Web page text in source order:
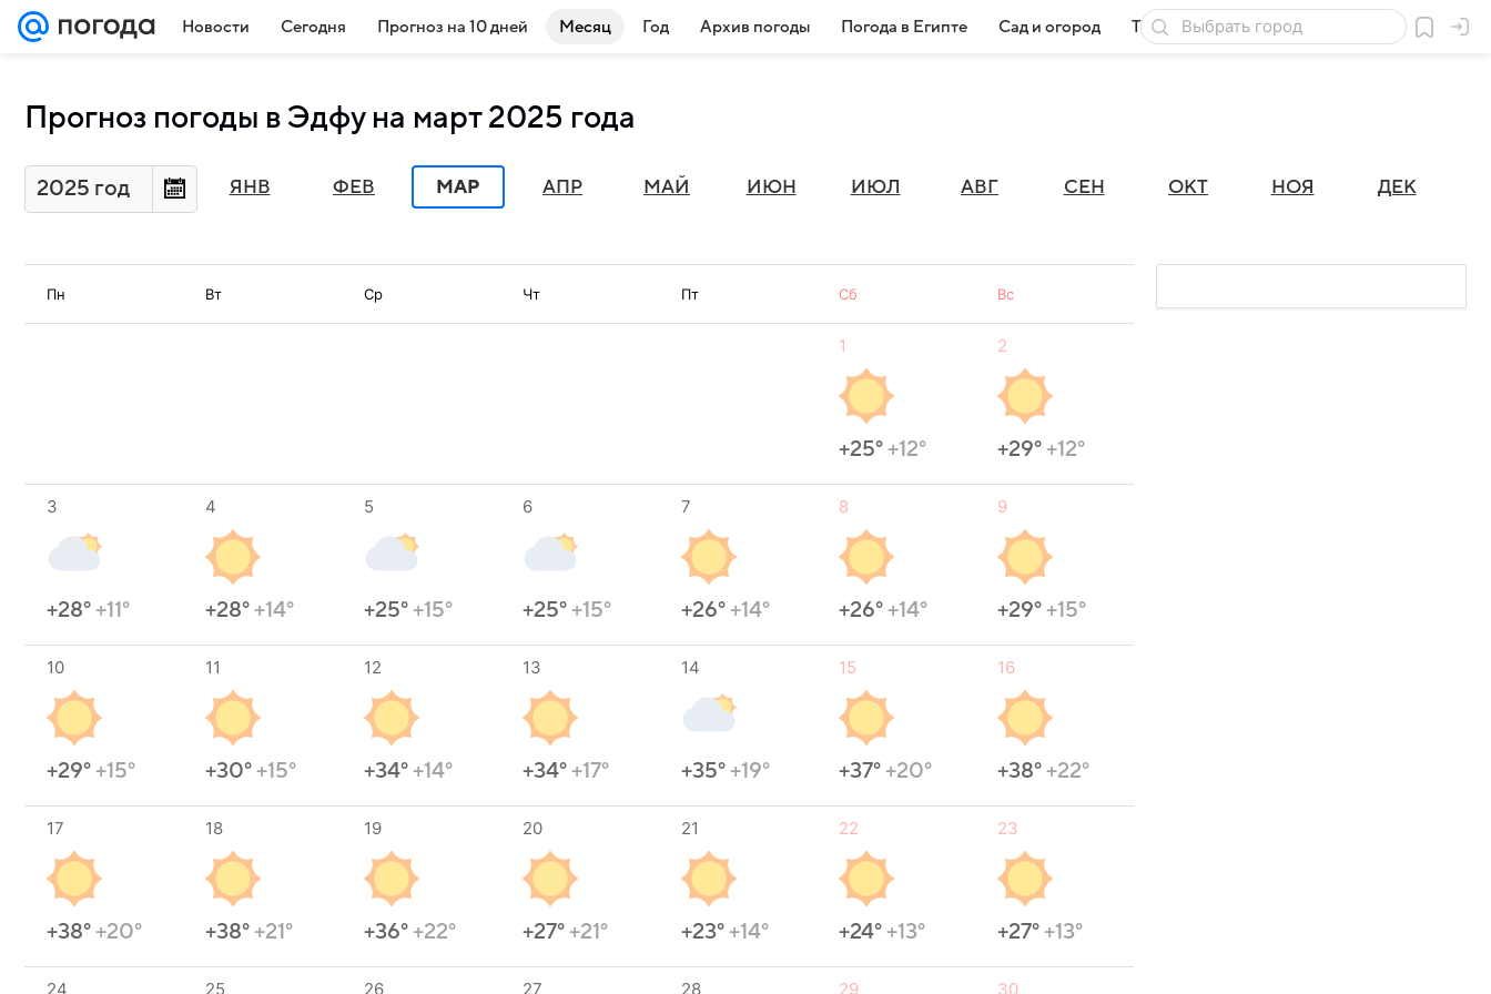
Новости Сегодня Прогноз на 10 дней Месяц Год Архив погоды Погода в Египте Сад и огород Товары для дачи
Прогноз погоды в Эдфу на март 2025 года
2025 год ЯНВ ФЕВ МАР АПР МАЙ ИЮН ИЮЛ АВГ СЕН ОКТ НОЯ ДЕК
Пн Вт Ср Чт Пт Сб Вс
1
+25°+12°
2
+29°+12°
3
+28°+11°
4
+28°+14°
5
+25°+15°
6
+25°+15°
7
+26°+14°
8
+26°+14°
9
+29°+15°
10
+29°+15°
11
+30°+15°
12
+34°+14°
13
+34°+17°
14
+35°+19°
15
+37°+20°
16
+38°+22°
17
+38°+20°
18
+38°+21°
19
+36°+22°
20
+27°+21°
21
+23°+14°
22
+24°+13°
23
+27°+13°
24 25 26 27 28 29 30